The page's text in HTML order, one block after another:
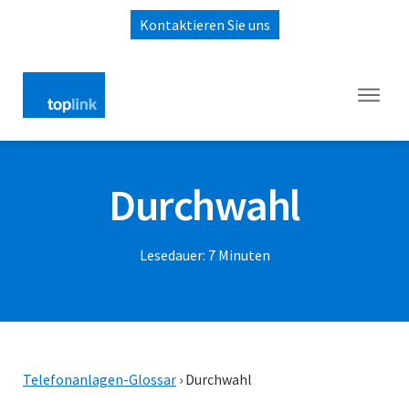
Kontaktieren Sie uns
Durchwahl
Lesedauer: 7Minuten
Telefonanlagen-Glossar › Durchwahl